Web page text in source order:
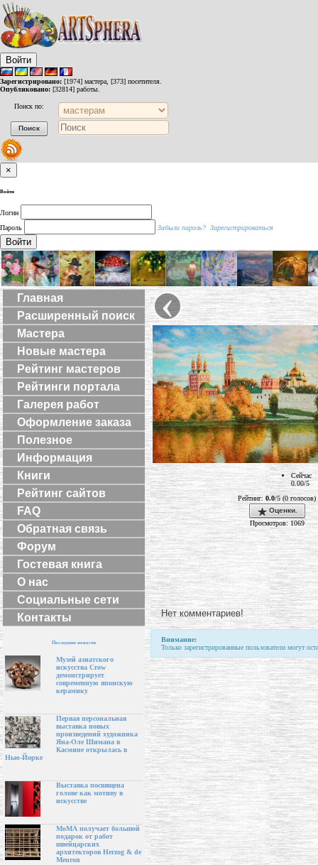
Войти
Зарегистрировано: [1974] мастера, [373] посетителя.
Опубликовано: [32814] работы.
Поиск по:
×
Войти
Логин
Пароль
Забыли пароль? Зарегистрироваться
Войти
Главная
Расширенный поиск
Мастера
Новые мастера
Рейтинг мастеров
Рейтинги портала
Галерея работ
Оформление заказа
Полезное
Информация
Книги
Рейтинг сайтов
FAQ
Обратная связь
Форум
Гостевая книга
О нас
Социальные сети
Контакты
Последние новости
Музей азиатского
искусства Crow
демонстрирует
современную японскую
керамику
Первая персональная
выставка новых
произведений художника
Яна-Оле Шимана в
Касмине открылась в
Нью-Йорке
Выставка посвящена
голове как мотиву в
искусстве
МоМА получает большой
подарок от работ
швейцарских
архитекторов Herzog & de
Meuron
‹
Сейчас
0.00/5
Рейтинг:0.0/5 (0 голосов)
Оценки.
Просмотров: 1069
Нет комментариев!
Внимание:
Только зарегистрированные пользователи могут